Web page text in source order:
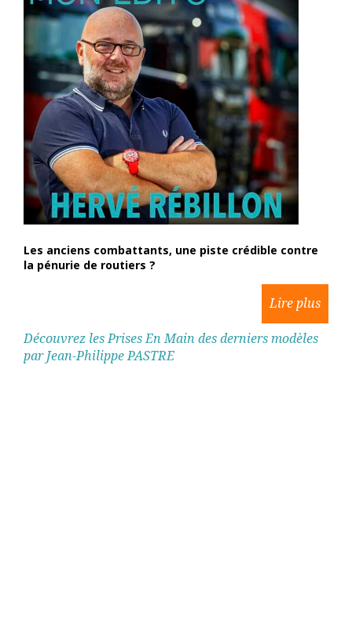
Les anciens combattants, une piste crédible contre
la pénurie de routiers ?
Découvrez les Prises En Main des derniers modèles
par Jean-Philippe PASTRE